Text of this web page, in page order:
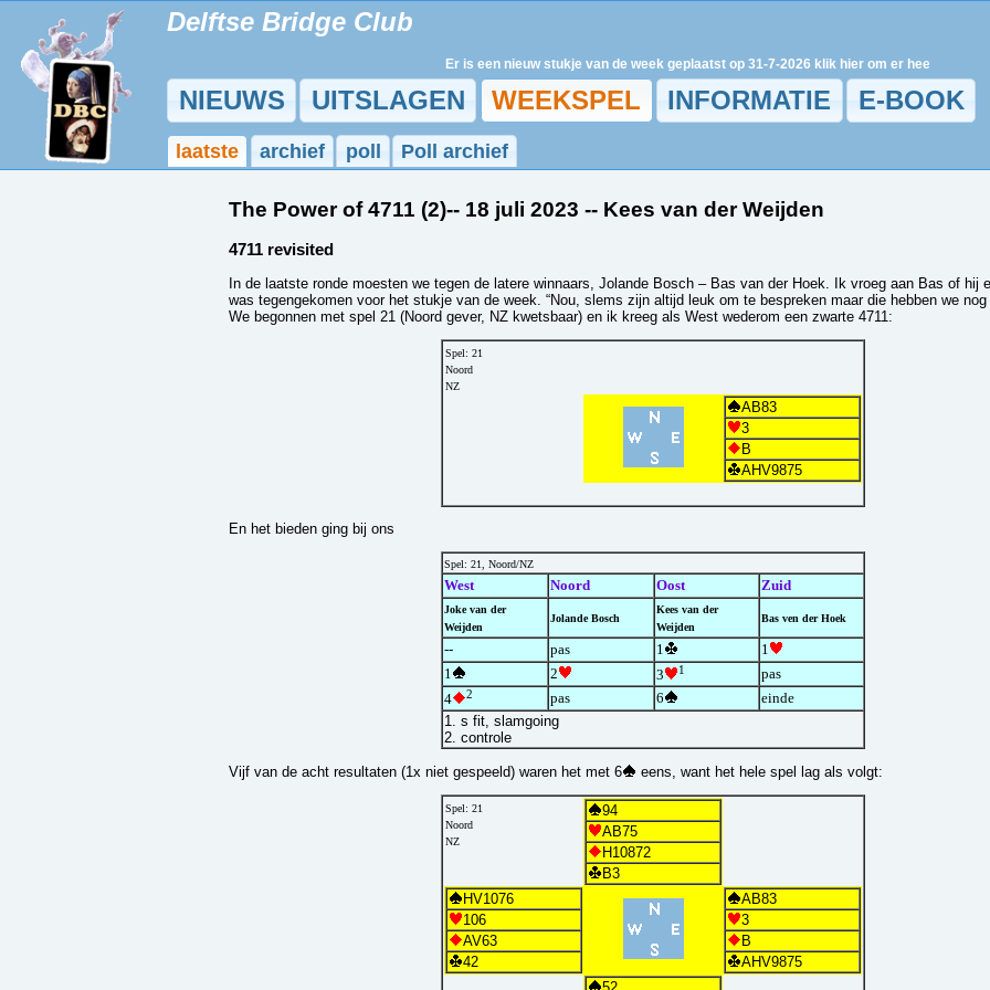
Delftse Bridge Club
Er is een nieuw stukje van de week geplaatst op 31-7-2026 klik hier om er heen te gaan
NIEUWS UITSLAGEN WEEKSPEL INFORMATIE E-BOOK
laatste archief poll Poll archief
The Power of 4711 (2)-- 18 juli 2023 -- Kees van der Weijden
4711 revisited
In de laatste ronde moesten we tegen de latere winnaars, Jolande Bosch – Bas van der Hoek. Ik vroeg aan Bas of hij
was tegengekomen voor het stukje van de week. “Nou, slems zijn altijd leuk om te bespreken maar die hebben we nog
We begonnen met spel 21 (Noord gever, NZ kwetsbaar) en ik kreeg als West wederom een zwarte 4711:
Spel: 21
Noord
NZ
AB83
3
B
AHV9875
En het bieden ging bij ons
Spel: 21, Noord/NZ
West Noord Oost Zuid
Joke van der
Weijden
Jolande Bosch
Kees van der
Weijden
Bas ven der Hoek
-- pas 1
1
1
2 3 1
pas
4
2 pas 6 einde
1. s fit, slamgoing
2. controle
Vijf van de acht resultaten (1x niet gespeeld) waren het met 6 eens, want het hele spel lag als volgt:
Spel: 21
Noord
NZ
94
AB75
H10872
B3
HV1076
106
AV63
42
AB83
3
B
AHV9875